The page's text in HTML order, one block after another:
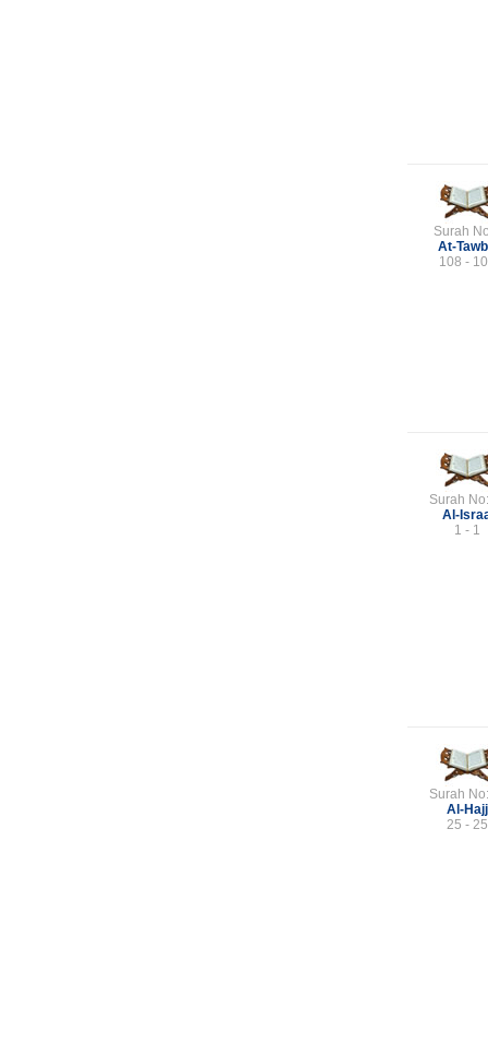
Surah
At-
108 -
Surah
Al-
1 - 1
Surah
Al-Hajj
25 - 25